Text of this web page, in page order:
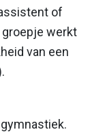
of
werkt
van een